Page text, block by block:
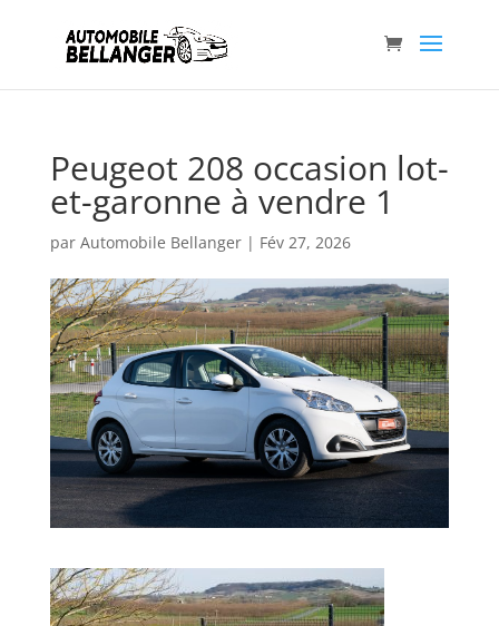
Peugeot 208 occasion lot-
et-garonne à vendre 1
par Automobile Bellanger| Fév 27, 2026